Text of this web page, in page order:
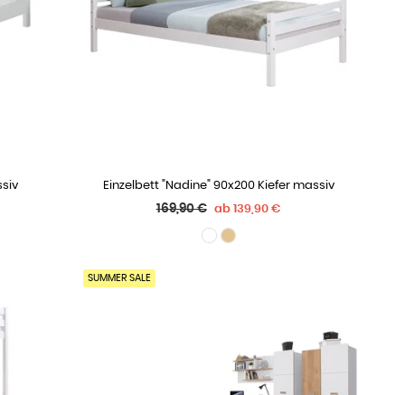
WÄHLE OPTIONEN
Einzelbett "Nadine" 90x200 Kiefer massiv
Normaler
169,90 € ab 139,90 €
SUMMER SALE